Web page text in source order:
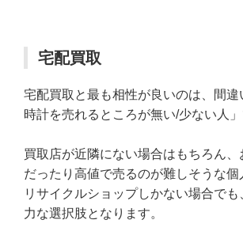
宅配買取
宅配買取と最も相性が良いのは、間違
時計を売れるところが無い/少ない人」
買取店が近隣にない場合はもちろん、
だったり高値で売るのが難しそうな
リサイクルショップしかない場合で
力な選択肢となります。